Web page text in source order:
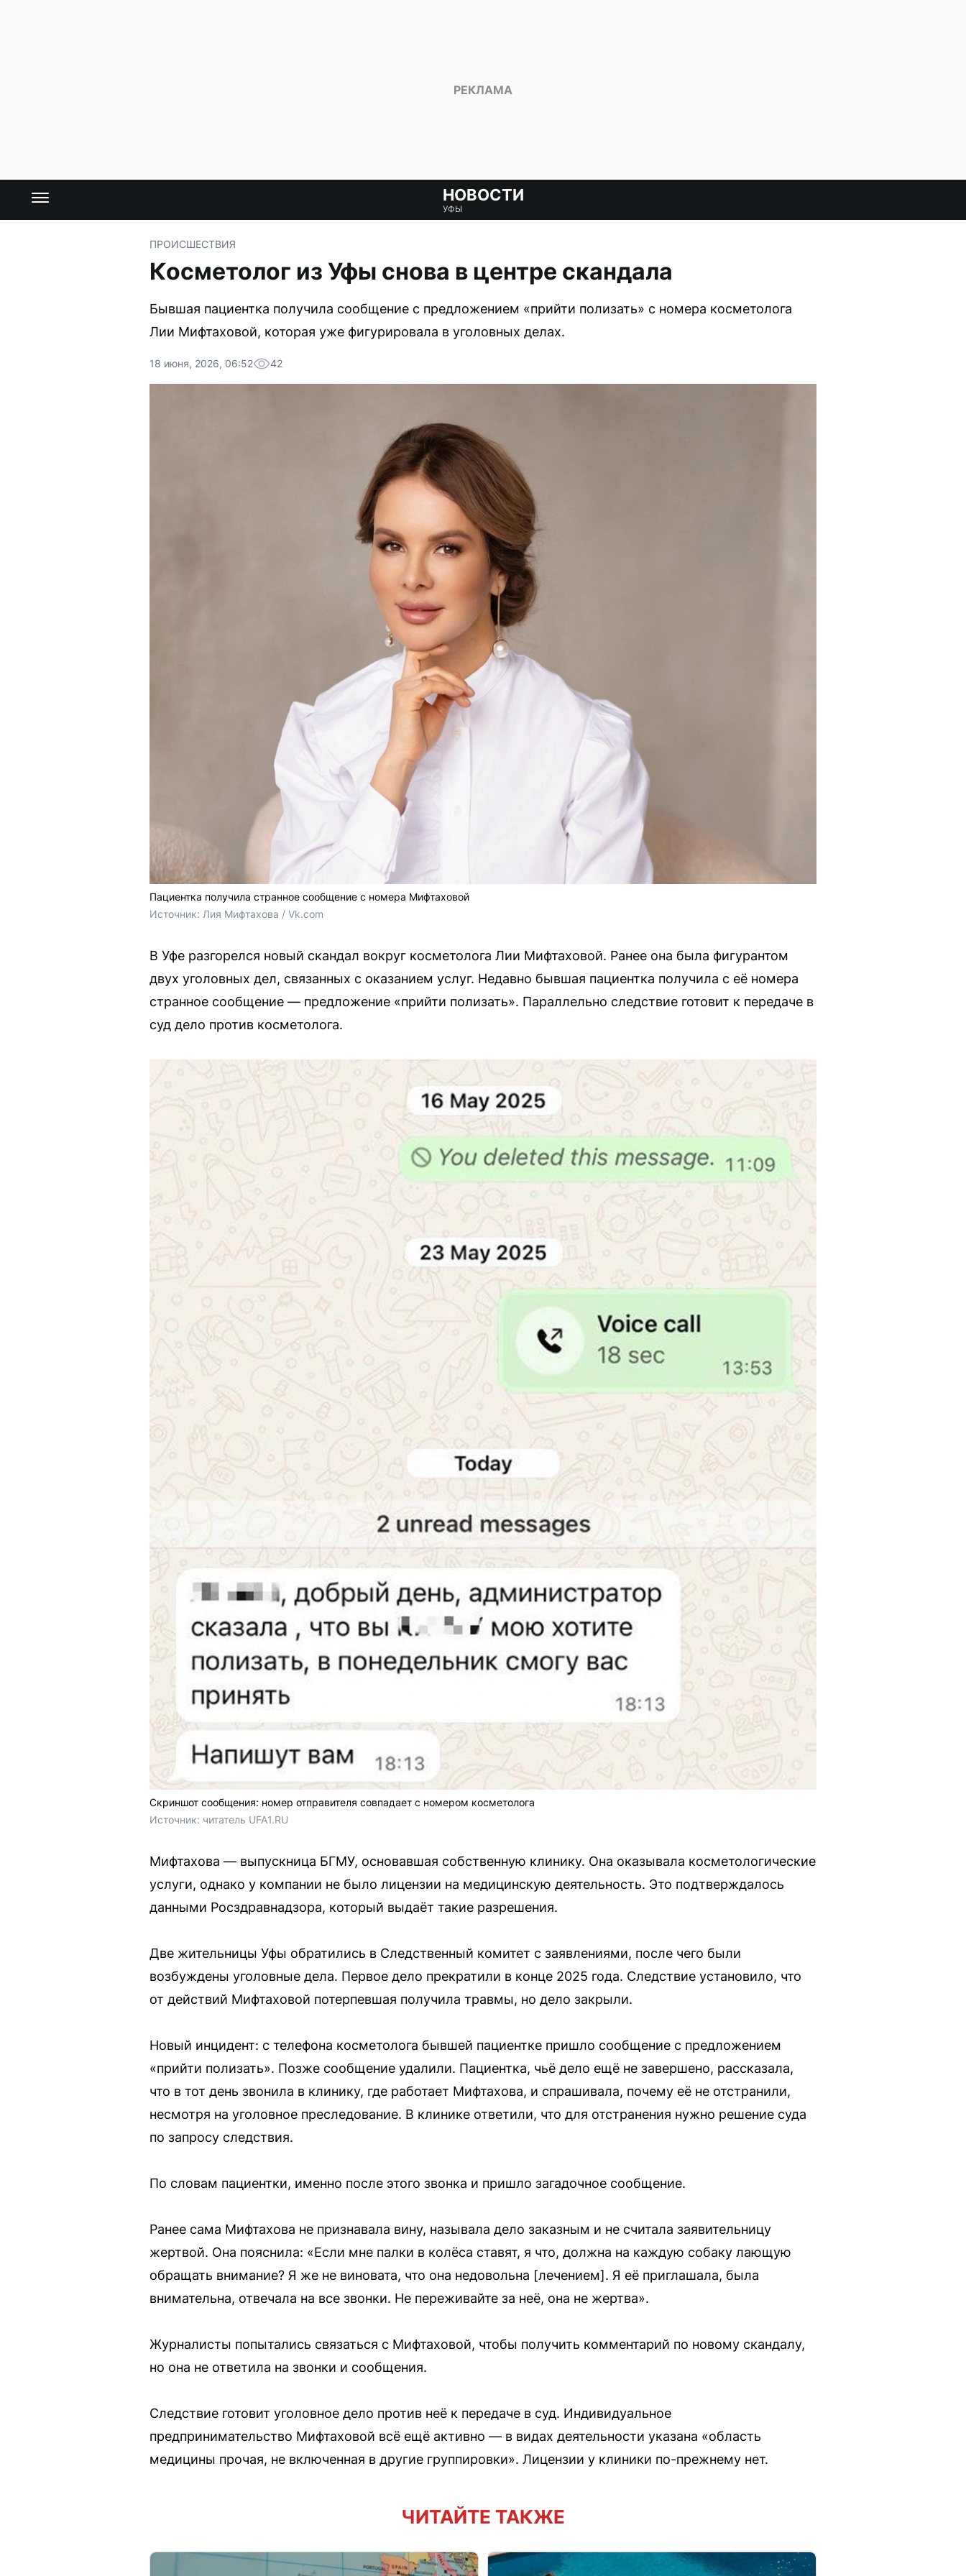
НОВОСТИ
УФЫ
ПРОИСШЕСТВИЯ
Косметолог из Уфы снова в центре скандала
Бывшая пациентка получила сообщение с предложением «прийти полизать» с номера косметолога
Лии Мифтаховой, которая уже фигурировала в уголовных делах.
18 июня, 2026, 06:52 42
Пациентка получила странное сообщение с номера Мифтаховой
Источник: Лия Мифтахова / Vk.com
В Уфе разгорелся новый скандал вокруг косметолога Лии Мифтаховой. Ранее она была фигурантом
двух уголовных дел, связанных с оказанием услуг. Недавно бывшая пациентка получила с её номера
странное сообщение — предложение «прийти полизать». Параллельно следствие готовит к передаче в
суд дело против косметолога.
Скриншот сообщения: номер отправителя совпадает с номером косметолога
Источник: читатель UFA1.RU
Мифтахова — выпускница БГМУ, основавшая собственную клинику. Она оказывала косметологические
услуги, однако у компании не было лицензии на медицинскую деятельность. Это подтверждалось
данными Росздравнадзора, который выдаёт такие разрешения.
Две жительницы Уфы обратились в Следственный комитет с заявлениями, после чего были
возбуждены уголовные дела. Первое дело прекратили в конце 2025 года. Следствие установило, что
от действий Мифтаховой потерпевшая получила травмы, но дело закрыли.
Новый инцидент: с телефона косметолога бывшей пациентке пришло сообщение с предложением
«прийти полизать». Позже сообщение удалили. Пациентка, чьё дело ещё не завершено, рассказала,
что в тот день звонила в клинику, где работает Мифтахова, и спрашивала, почему её не отстранили,
несмотря на уголовное преследование. В клинике ответили, что для отстранения нужно решение суда
по запросу следствия.
По словам пациентки, именно после этого звонка и пришло загадочное сообщение.
Ранее сама Мифтахова не признавала вину, называла дело заказным и не считала заявительницу
жертвой. Она пояснила: «Если мне палки в колёса ставят, я что, должна на каждую собаку лающую
обращать внимание? Я же не виновата, что она недовольна [лечением]. Я её приглашала, была
внимательна, отвечала на все звонки. Не переживайте за неё, она не жертва».
Журналисты попытались связаться с Мифтаховой, чтобы получить комментарий по новому скандалу,
но она не ответила на звонки и сообщения.
Следствие готовит уголовное дело против неё к передаче в суд. Индивидуальное
предпринимательство Мифтаховой всё ещё активно — в видах деятельности указана «область
медицины прочая, не включенная в другие группировки». Лицензии у клиники по-прежнему нет.
ЧИТАЙТЕ ТАКЖЕ